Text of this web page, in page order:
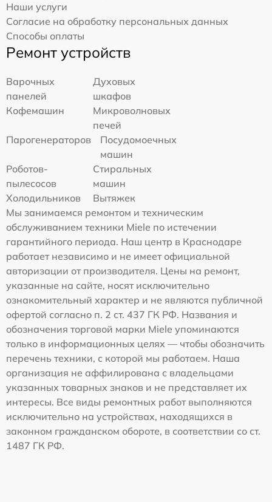
Наши услуги
Согласие на обработку персональных данных
Способы оплаты
Ремонт устройств
Варочных
панелей
Духовых
шкафов
Кофемашин
Микроволновых
печей
Парогенераторов
Посудомоечных
машин
Роботов-
пылесосов
Стиральных
машин
Холодильников
Вытяжек
Мы занимаемся ремонтом и техническим
обслуживанием техники Miele по истечении
гарантийного периода. Наш центр в Краснодаре
работает независимо и не имеет официальной
авторизации от производителя. Цены на ремонт,
указанные на сайте, носят исключительно
ознакомительный характер и не являются публичной
офертой согласно п. 2 ст. 437 ГК РФ. Названия и
обозначения торговой марки Miele упоминаются
только в информационных целях — чтобы обозначить
перечень техники, с которой мы работаем. Наша
организация не аффилирована с владельцами
указанных товарных знаков и не представляет их
интересы. Все виды ремонтных работ выполняются
исключительно на устройствах, находящихся в
законном гражданском обороте, в соответствии со ст.
1487 ГК РФ.